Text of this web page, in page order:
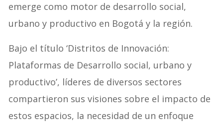
emerge como motor de desarrollo social,
urbano y productivo en Bogotá y la región.
Bajo el título ‘Distritos de Innovación:
Plataformas de Desarrollo social, urbano y
productivo’, líderes de diversos sectores
compartieron sus visiones sobre el impacto de
estos espacios, la necesidad de un enfoque